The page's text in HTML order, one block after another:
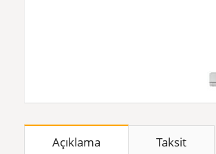
Açıklama Taksit